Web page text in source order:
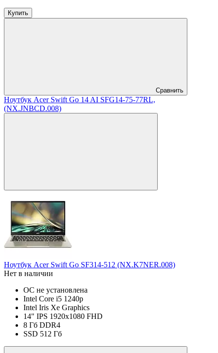
Купить
Сравнить
Ноутбук Acer Swift Go 14 AI SFG14-75-77RL,
(NX.JNBCD.008)
Ноутбук Acer Swift Go SF314-512 (NX.K7NER.008)
Нет в наличии
ОС не установлена
Intel Core i5 1240p
Intel Iris Xe Graphics
14" IPS 1920x1080 FHD
8 Гб DDR4
SSD 512 Гб